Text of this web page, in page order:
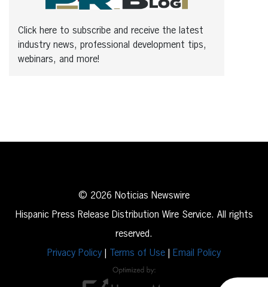
Click here to subscribe and receive the latest
industry news, professional development tips,
webinars, and more!
© 2026 Noticias Newswire
Hispanic Press Release Distribution Wire Service. All rights
reserved.
Privacy Policy
Terms of Use Email Policy